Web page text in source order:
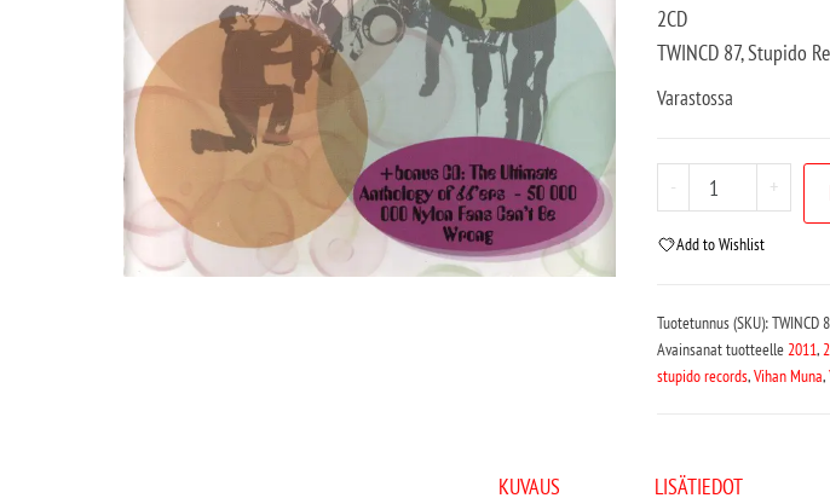
2CD
TWINCD 87, Stupido
Varastossa
- +
Add to Wishlist
Tuotetunnus (SKU):TWINCD
Avainsanat tuotteelle2011,
stupido records,Vihan Muna,
KUVAUS LISÄTIEDOT